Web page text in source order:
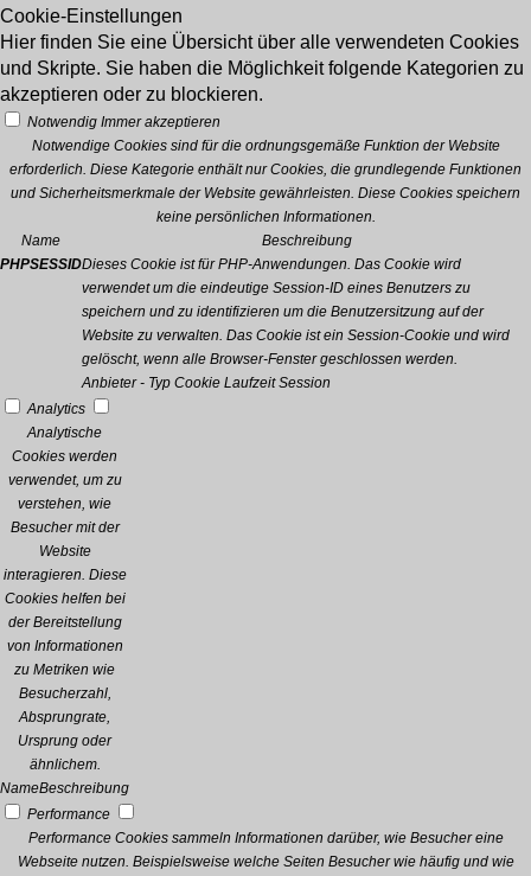
Cookie-Einstellungen
Hier finden Sie eine Übersicht über alle verwendeten Cookies
und Skripte. Sie haben die Möglichkeit folgende Kategorien zu
akzeptieren oder zu blockieren.
Notwendig Immer akzeptieren
Notwendige Cookies sind für die ordnungsgemäße Funktion der Website
erforderlich. Diese Kategorie enthält nur Cookies, die grundlegende Funktionen
und Sicherheitsmerkmale der Website gewährleisten. Diese Cookies speichern
keine persönlichen Informationen.
Name
Beschreibung
PHPSESSIDDieses Cookie ist für PHP-Anwendungen. Das Cookie wird
verwendet um die eindeutige Session-ID eines Benutzers zu
speichern und zu identifizieren um die Benutzersitzung auf der
Website zu verwalten. Das Cookie ist ein Session-Cookie und wird
gelöscht, wenn alle Browser-Fenster geschlossen werden.
Anbieter - Typ Cookie Laufzeit Session
Analytics
Analytische
Cookies werden
verwendet, um zu
verstehen, wie
Besucher mit der
Website
interagieren. Diese
Cookies helfen bei
der Bereitstellung
von Informationen
zu Metriken wie
Besucherzahl,
Absprungrate,
Ursprung oder
ähnlichem.
NameBeschreibung
Performance
Performance Cookies sammeln Informationen darüber, wie Besucher eine
Webseite nutzen. Beispielsweise welche Seiten Besucher wie häufig und wie